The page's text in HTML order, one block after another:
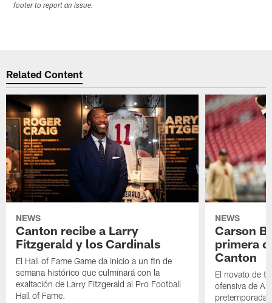
footer to report an issue.
Related Content
NEWS
Canton recibe a Larry
Fitzgerald y los Cardinals
El Hall of Fame Game da inicio a un fin de
semana histórico que culminará con la
exaltación de Larry Fitzgerald al Pro Football
Hall of Fame.
NEWS
Carson
primera
Canton
El novato de
ofensiva de
pretemporada